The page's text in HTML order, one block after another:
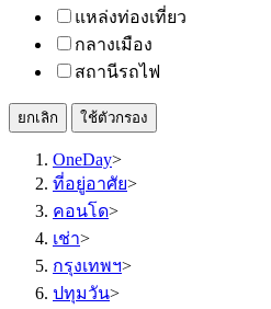
แหล่งท่องเที่ยว
กลางเมือง
สถานีรถไฟ
ยกเลิก ใช้ตัวกรอง
OneDay>
ที่อยู่อาศัย>
คอนโด>
เช่า>
กรุงเทพฯ>
ปทุมวัน>